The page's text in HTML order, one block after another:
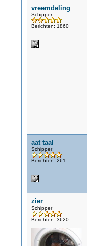
vreemdeling
Schipper
Berichten: 1860
aat taal
Schipper
Berichten: 261
zier
Schipper
Berichten: 3620